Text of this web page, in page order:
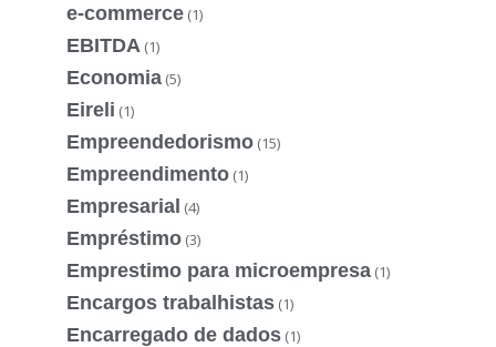
e-commerce (1)
EBITDA (1)
Economia (5)
Eireli (1)
Empreendedorismo (15)
Empreendimento (1)
Empresarial (4)
Empréstimo (3)
Emprestimo para microempresa (1)
Encargos trabalhistas (1)
Encarregado de dados (1)